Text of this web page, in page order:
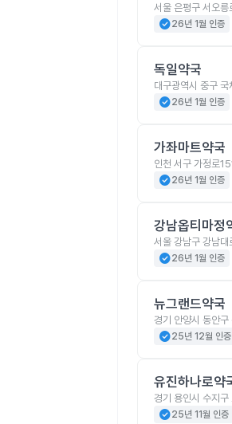
서울 은평구 서오
check_circle26년 1월 인증
독일약국
대구광역시 중구
check_circle26년 1월 인증
가좌마트약국
인천 서구 가정로
check_circle26년 1월 인증
강남옵티마정
서울 강남구 강남
check_circle26년 1월 인증
뉴그랜드약국
경기 안양시 동안
check_circle25년 12월 인증
유진하나로약
경기 용인시 수지
check_circle25년 11월 인증